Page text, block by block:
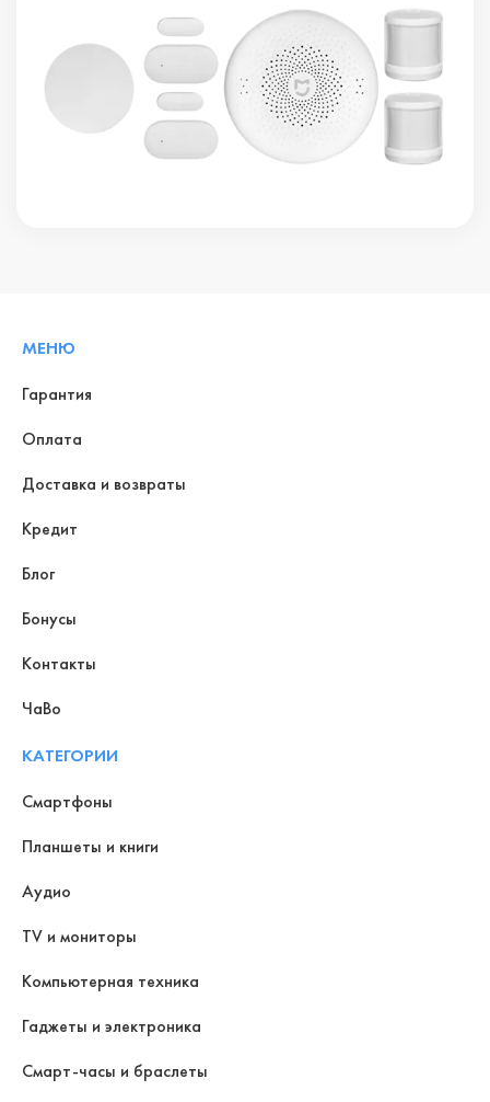
МЕНЮ
Гарантия
Оплата
Доставка и возвраты
Кредит
Блог
Бонусы
Контакты
ЧаВо
КАТЕГОРИИ
Смартфоны
Планшеты и книги
Аудио
TV и мониторы
Компьютерная техника
Гаджеты и электроника
Смарт-часы и браслеты